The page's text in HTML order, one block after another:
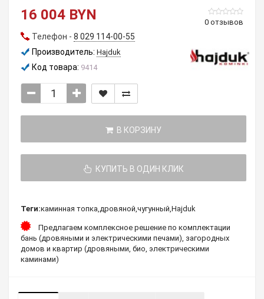
0 отзывов
16 004 BYN
Телефон - 8 029 114-00-55
Производитель: Hajduk
Код товара: 9414
В КОРЗИНУ
КУПИТЬ В ОДИН КЛИК
Теги:каминная топка,дровяной,чугунный,Hajduk
Предлагаем комплексное решение по комплектации
бань (дровяными и электрическими печами), загородных
домов и квартир (дровяными, био, электрическими
каминами)